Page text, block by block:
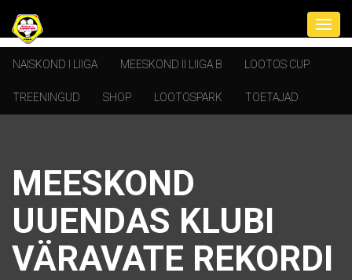
NAISKOND I LIIGA MEESKOND II LIIGA B LOOTOS CUP
TREENINGUD SHOP LOOTOSPARK TOETAJAD
MEESKOND
UUENDAS KLUBI
VÄRAVATE REKORDI